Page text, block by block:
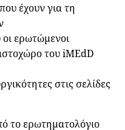
έχουν για τη
οι ερωτώμενοι
του iMEdD
στις σελίδες
το ερωτηματολόγιο